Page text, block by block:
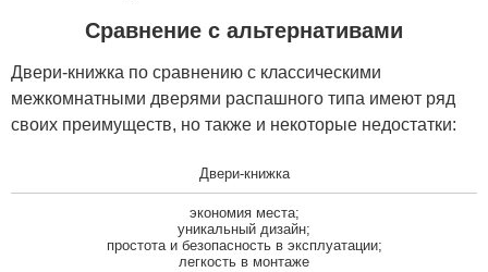
Сравнение с альтернативами
Двери-книжка по сравнению с классическими
межкомнатными дверями распашного типа имеют ряд
своих преимуществ, но также и некоторые недостатки:
Двери-книжка
экономия места;
уникальный дизайн;
простота и безопасность в эксплуатации;
легкость в монтаже